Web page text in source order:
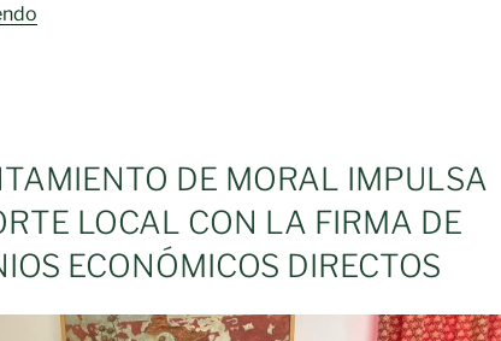
Ayuntamiento» DE MORAL IMPULSA
LOCAL CON LA FIRMA DE
ECONÓMICOS DIRECTOS